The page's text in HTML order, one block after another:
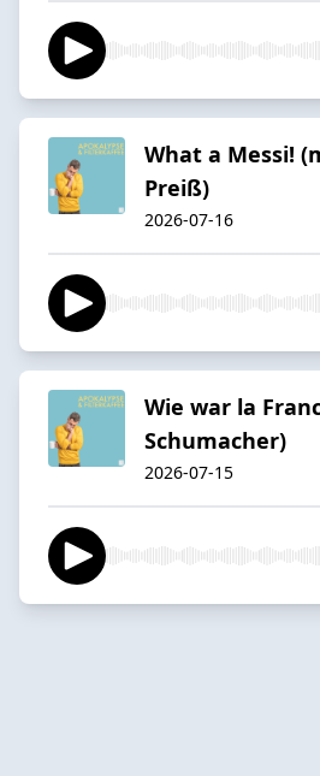
What a Messi!
Preiß)
2026-07-16
Wie war la
Schumacher)
2026-07-15